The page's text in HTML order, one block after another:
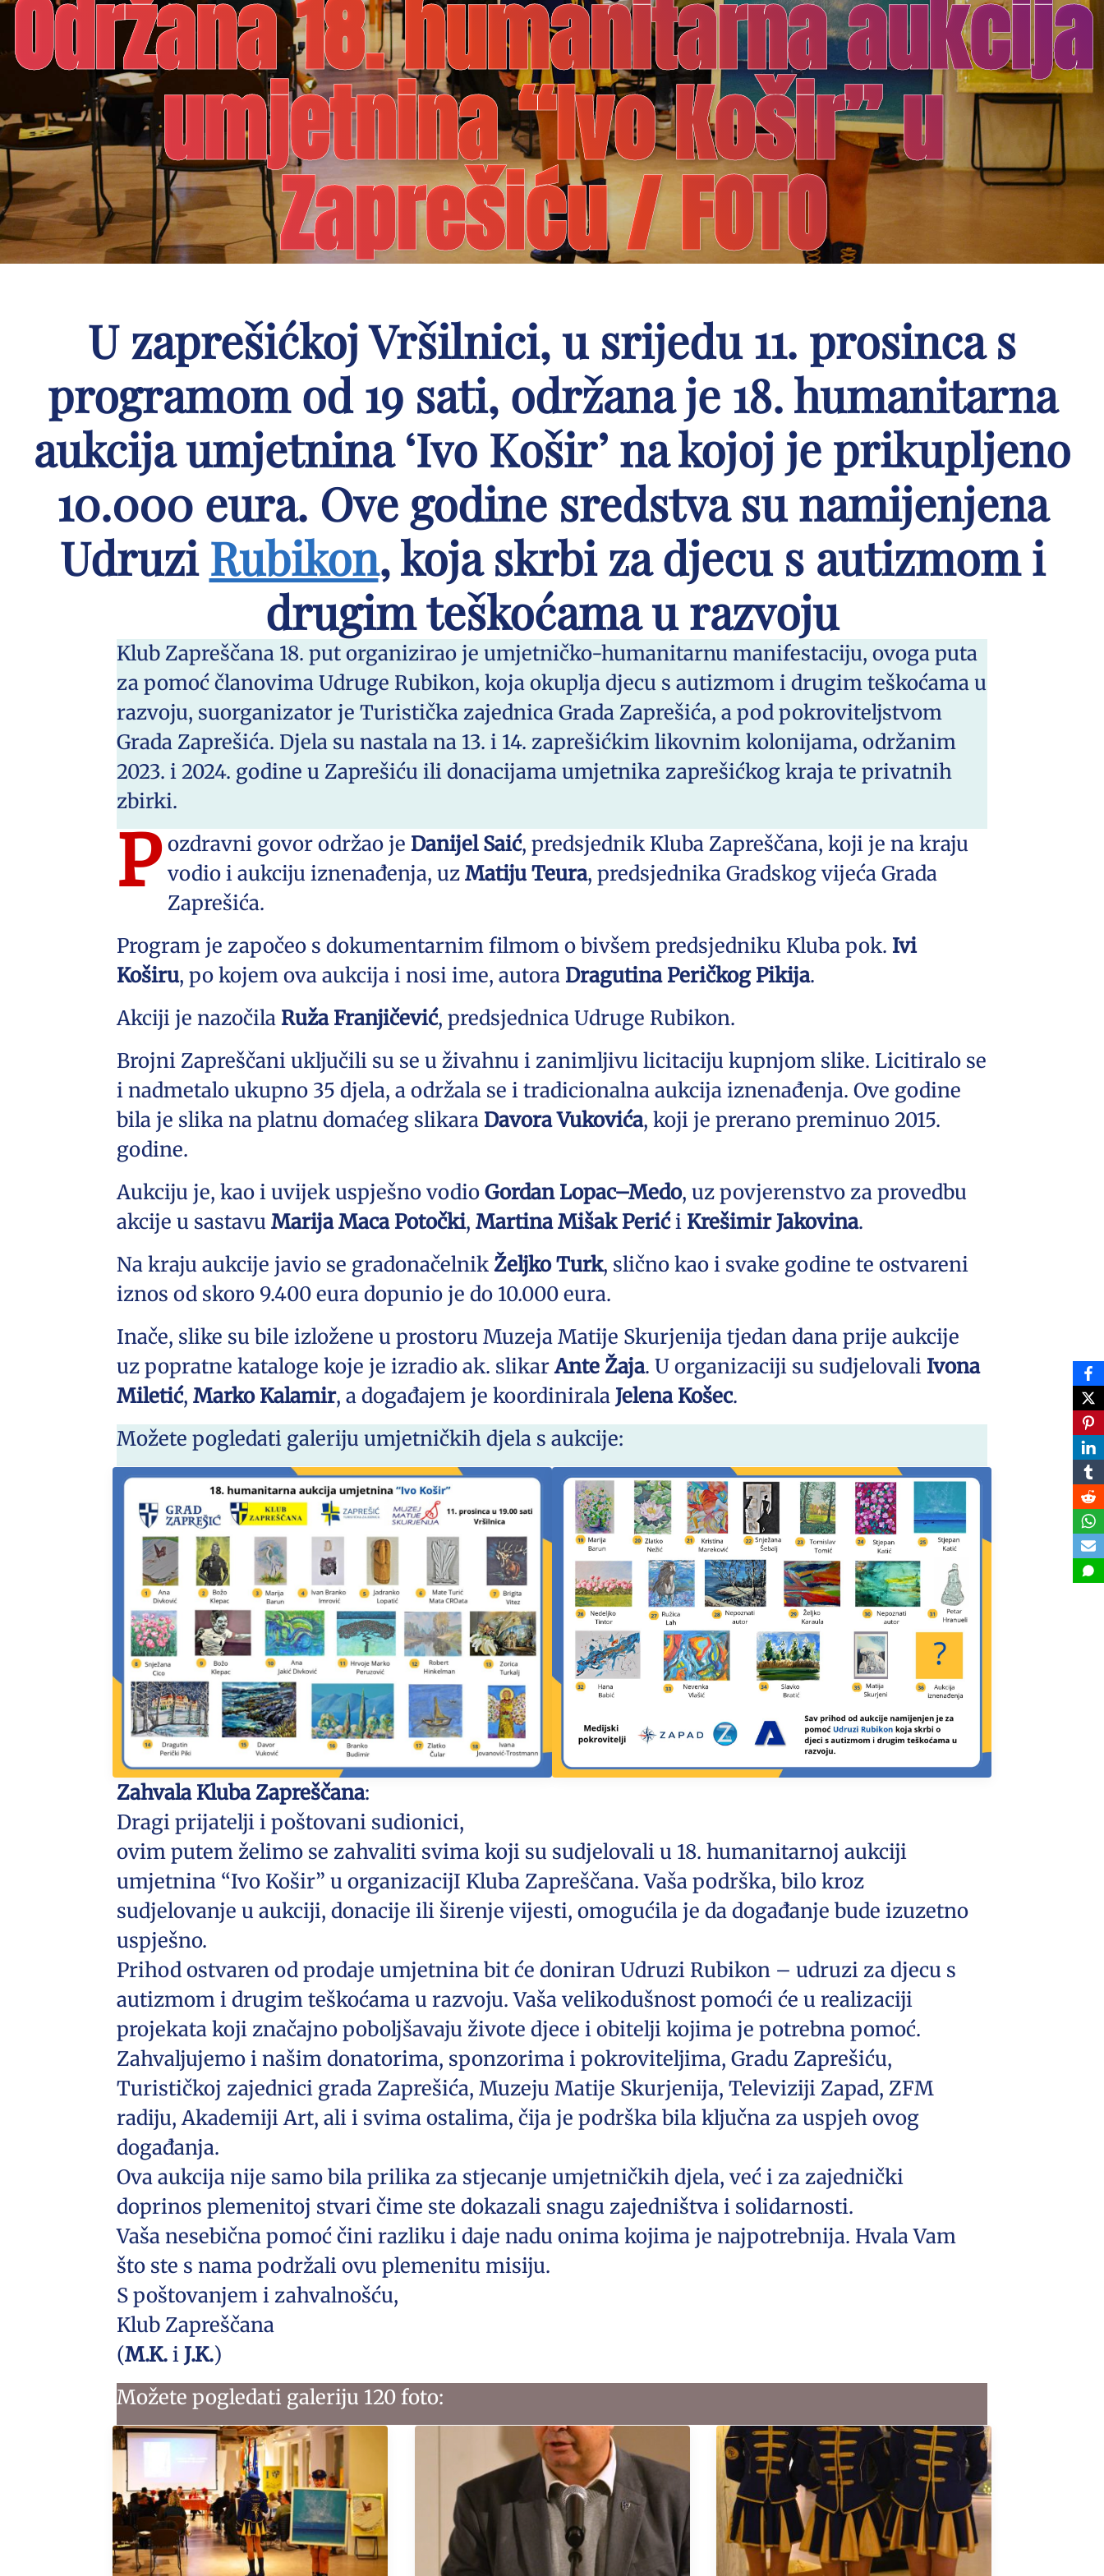
Održana 18. humanitarna aukcija
umjetnina “Ivo Košir” u
Zaprešiću / FOTO
U zaprešićkoj Vršilnici, u srijedu 11. prosinca s
programom od 19 sati, održana je 18. humanitarna
aukcija umjetnina ‘Ivo Košir’ na kojoj je prikupljeno
10.000 eura. Ove godine sredstva su namijenjena
UdruziRubikon, koja skrbi za djecu s autizmom i
drugim teškoćama u razvoju
Klub Zapreščana 18. put organizirao je umjetničko-humanitarnu manifestaciju, ovoga puta
za pomoć članovima Udruge Rubikon, koja okuplja djecu s autizmom i drugim teškoćama u
razvoju, suorganizator je Turistička zajednica Grada Zaprešića, a pod pokroviteljstvom
Grada Zaprešića. Djela su nastala na 13. i 14. zaprešićkim likovnim kolonijama, održanim
2023. i 2024. godine u Zaprešiću ili donacijama umjetnika zaprešićkog kraja te privatnih
zbirki.
P ozdravni govor održao je Danijel Saić, predsjednik Kluba Zapreščana, koji je na kraju
vodio i aukciju iznenađenja, uzMatiju Teura, predsjednika Gradskog vijeća Grada
Zaprešića.
Program je započeo s dokumentarnim filmom o bivšem predsjedniku Kluba pok. Ivi
Koširu, po kojem ova aukcija i nosi ime, autora Dragutina Peričkog Pikija.
Akciji je nazočila Ruža Franjičević, predsjednica Udruge Rubikon.
Brojni Zapreščani uključili su se u živahnu i zanimljivu licitaciju kupnjom slike. Licitiralo se
i nadmetalo ukupno 35 djela, a održala se i tradicionalna aukcija iznenađenja. Ove godine
bila je slika na platnu domaćeg slikara Davora Vukovića, koji je prerano preminuo 2015.
godine.
Aukciju je, kao i uvijek uspješno vodioGordan Lopac–Medo, uz povjerenstvo za provedbu
akcije u sastavuMarija Maca Potočki,Martina Mišak Perići Krešimir Jakovina.
Na kraju aukcije javio se gradonačelnikŽeljko Turk, slično kao i svake godine te ostvareni
iznos od skoro 9.400 eura dopunio je do 10.000 eura.
Inače, slike su bile izložene u prostoru Muzeja Matije Skurjenija tjedan dana prije aukcije
uz popratne kataloge koje je izradio ak. slikarAnte Žaja. U organizaciji su sudjelovali Ivona
Miletić,Marko Kalamir, a događajem je koordinirala Jelena Košec.
Možete pogledati galeriju umjetničkih djela s aukcije:
Zahvala Kluba Zapreščana:
Dragi prijatelji i poštovani sudionici,
ovim putem želimo se zahvaliti svima koji su sudjelovali u 18. humanitarnoj aukciji
umjetnina “Ivo Košir” u organizacijI Kluba Zapreščana. Vaša podrška, bilo kroz
sudjelovanje u aukciji, donacije ili širenje vijesti, omogućila je da događanje bude izuzetno
uspješno.
Prihod ostvaren od prodaje umjetnina bit će doniran Udruzi Rubikon – udruzi za djecu s
autizmom i drugim teškoćama u razvoju. Vaša velikodušnost pomoći će u realizaciji
projekata koji značajno poboljšavaju živote djece i obitelji kojima je potrebna pomoć.
Zahvaljujemo i našim donatorima, sponzorima i pokroviteljima, Gradu Zaprešiću,
Turističkoj zajednici grada Zaprešića, Muzeju Matije Skurjenija, Televiziji Zapad, ZFM
radiju, Akademiji Art, ali i svima ostalima, čija je podrška bila ključna za uspjeh ovog
događanja.
Ova aukcija nije samo bila prilika za stjecanje umjetničkih djela, već i za zajednički
doprinos plemenitoj stvari čime ste dokazali snagu zajedništva i solidarnosti.
Vaša nesebična pomoć čini razliku i daje nadu onima kojima je najpotrebnija. Hvala Vam
što ste s nama podržali ovu plemenitu misiju.
S poštovanjem i zahvalnošću,
Klub Zapreščana
(M.K.i J.K.)
Možete pogledati galeriju 120 foto: